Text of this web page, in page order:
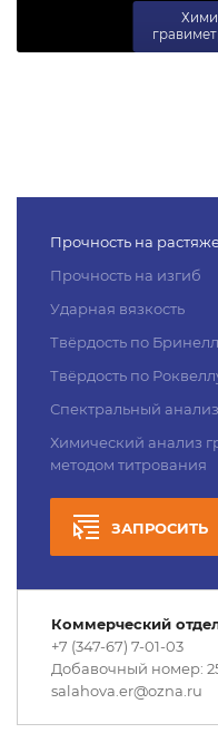
Прочность на
Прочность на изгиб
Ударная вязкость
Твёрдость по
Твёрдость по
Спектральный
Химический анализ
методом титрования
ЗАПРОСИТЬ
Коммерческий
+7 (347-67) 7-01-03
Добавочный номер:
salahova.er@ozna.ru